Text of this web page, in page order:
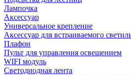
Лампочка
Аксессуар
Универсальное крепление
Аксессуар для встраиваемого
Плафон
Пульт для управления освещением
WIFI модуль
Светодиодная лента